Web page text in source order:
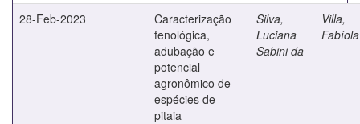
28-Feb-2023
Caracterização
fenológica,
adubação e
potencial
agronômico de
espécies de
pitaia
Silva,
Luciana
Sabini da
Villa,
Fabíola